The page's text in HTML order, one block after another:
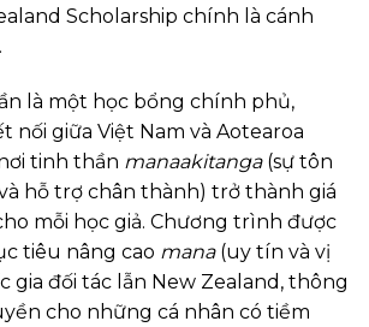
Scholarship chính là cánh
là một học bổng chính phủ,
nối giữa Việt Nam và Aotearoa
tinh thần manaakitanga(sự tôn
hỗ trợ chân thành) trở thành giá
mỗi học giả. Chương trình được
tiêu nâng cao mana(uy tín và vị
gia đối tác lẫn New Zealand, thông
cho những cá nhân có tiềm